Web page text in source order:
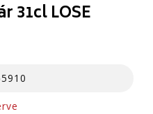
31cl LOSE